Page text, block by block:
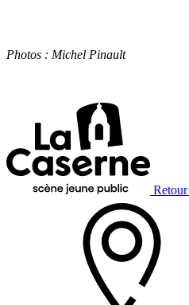
Photos : Michel Pinault
Retour